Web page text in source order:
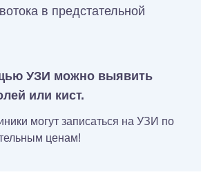
в предстательной
УЗИ можно выявить
или кист.
могут записаться на УЗИ по
ценам!